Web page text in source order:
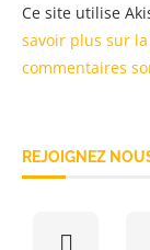
Ce site utilise
savoir plus sur
commentaires
REJOIGNEZ